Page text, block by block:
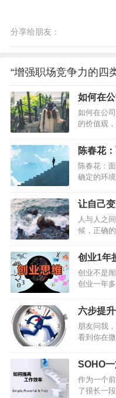
分享给朋友：
“增强职场竞争力的四
如何在
如何在公
的价值观
立足。评
其中之一
的责任心
要百倍。
得你深思
陈春花
陈春花：
确定的环
平台 这是
系列挑战
关注组织
让自己
人与人之
候，正确
喻户晓的
为了招揽
己的店铺
醒目地写
板见了，
牌，上书
“本店拥有
了…
创业1年
创业不是
创业一年
讲讲我首
每天推送
举办创业
可劲儿鼓
的工作，
到上海，
式启动，
六步提
朋友问我
看到你在
场，你现
请问，你
半年的第
也是第四
SOHO
作为一个
了很长一